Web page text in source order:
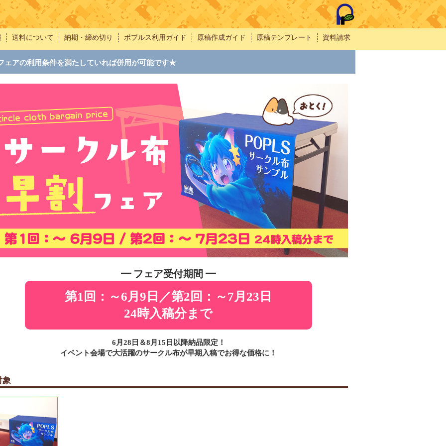
送料について 納期・締め切り ポプルス利用ガイド 原稿作成ガイド 原稿テンプレート 資料請求
ェアの利用条件を満たしていれば併用が可能です★
━ フェア受付期間 ━
第1回：～6月9日／第2回：～7月23日
24時入稿分まで
6月28日＆8月15日以降納品限定！
イベント会場で大活躍のサークル布が早期入稿でお得な価格に！
象